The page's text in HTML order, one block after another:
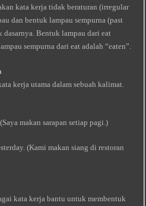
kata kerja tidak beraturan (irregular
dan bentuk lampau sempurna (past
dasarnya. Bentuk lampau dari eat
sempurna dari eat adalah “eaten”.
kerja utama dalam sebuah kalimat.
makan sarapan setiap pagi.)
(Kami makan siang di restoran
kata kerja bantu untuk membentuk